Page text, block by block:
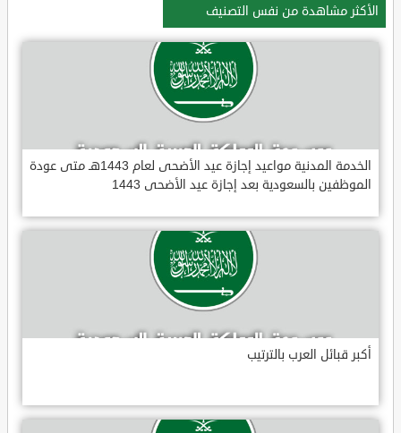
الأكثر مشاهدة من نفس التصنيف
الخدمة المدنية مواعيد إجازة عيد الأضحى لعام 1443هـ متى عودة
الموظفين بالسعودية بعد إجازة عيد الأضحى 1443
أكبر قبائل العرب بالترتيب